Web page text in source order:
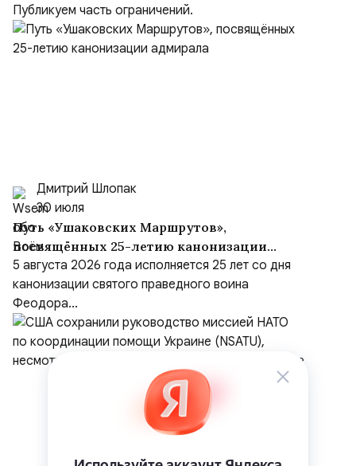
рубежом преступников и иноагентов
Публикуем часть ограничений.
Дмитрий Шлопак
30 июля
Путь «Ушаковских Маршрутов»,
посвящённых 25-летию канонизации
адмирала
5 августа 2026 года исполняется 25 лет со дня
канонизации святого праведного воина
Феодора...